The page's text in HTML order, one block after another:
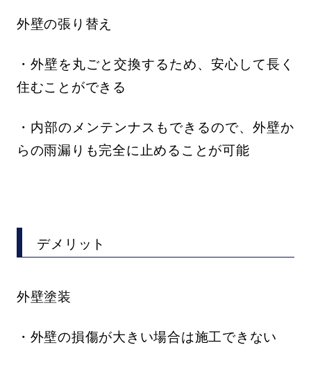
外壁の張り替え
・外壁を丸ごと交換するため、安心して長く
住むことができる
・内部のメンテンナスもできるので、外壁か
らの雨漏りも完全に止めることが可能
デメリット
外壁塗装
・外壁の損傷が大きい場合は施工できない